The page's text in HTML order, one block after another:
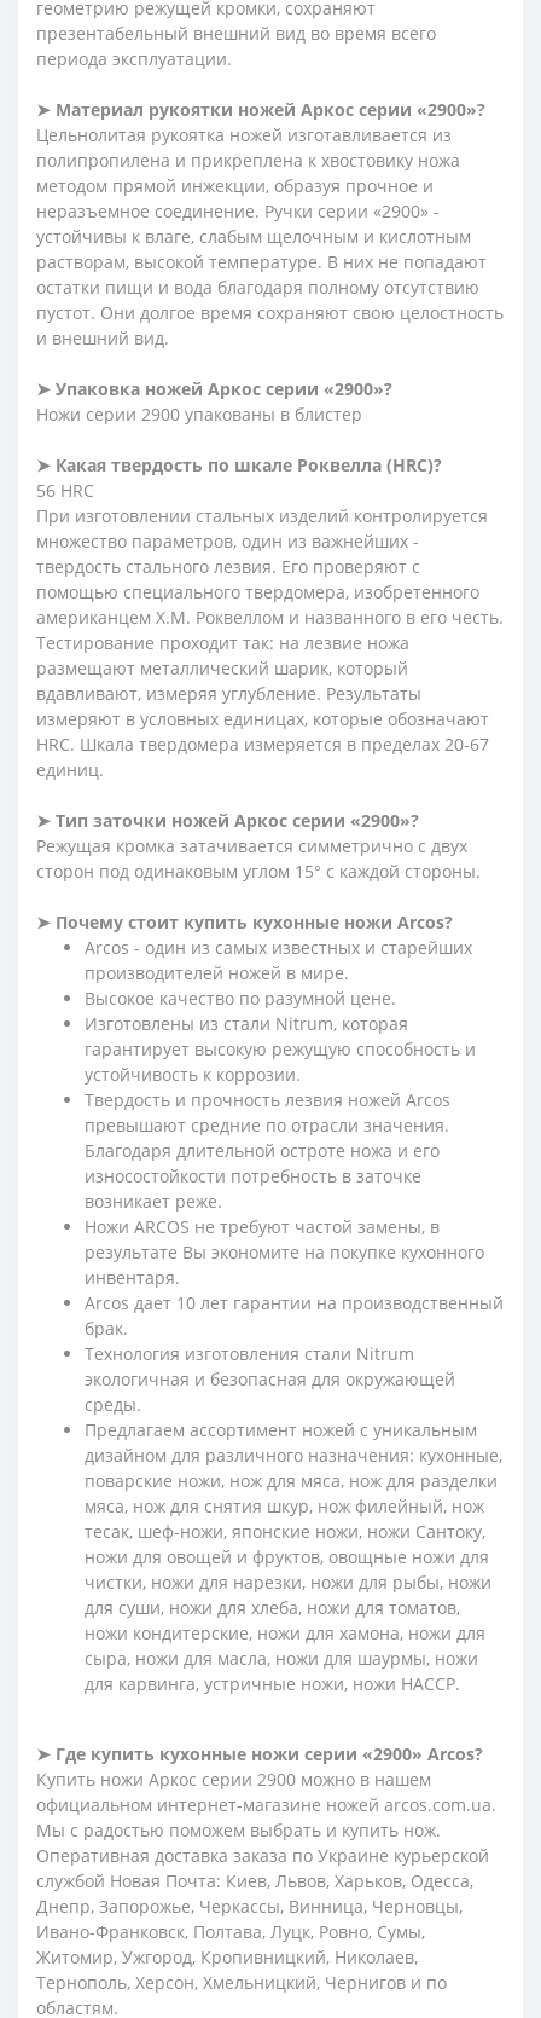
геометрию режущей кромки, сохраняют
презентабельный внешний вид во время всего
периода эксплуатации.
➤ Материал рукоятки ножей Аркос серии «2900»?
Цельнолитая рукоятка ножей изготавливается из
полипропилена и прикреплена к хвостовику ножа
методом прямой инжекции, образуя прочное и
неразъемное соединение. Ручки серии «2900» -
устойчивы к влаге, слабым щелочным и кислотным
растворам, высокой температуре. В них не попадают
остатки пищи и вода благодаря полному отсутствию
пустот. Они долгое время сохраняют свою целостность
и внешний вид.
➤ Упаковка ножей Аркос серии «2900»?
Ножи серии 2900 упакованы в блистер
➤ Какая твердость по шкале Роквелла (HRC)?
56 HRC
При изготовлении стальных изделий контролируется
множество параметров, один из важнейших -
твердость стального лезвия. Его проверяют с
помощью специального твердомера, изобретенного
американцем Х.М. Роквеллом и названного в его честь.
Тестирование проходит так: на лезвие ножа
размещают металлический шарик, который
вдавливают, измеряя углубление. Результаты
измеряют в условных единицах, которые обозначают
HRC. Шкала твердомера измеряется в пределах 20-67
единиц.
➤ Тип заточки ножей Аркос серии «2900»?
Режущая кромка затачивается симметрично с двух
сторон под одинаковым углом 15° с каждой стороны.
➤ Почему стоит купить кухонные ножи Arcos?
Arcos - один из самых известных и старейших
производителей ножей в мире.
Высокое качество по разумной цене.
Изготовлены из стали Nitrum, которая
гарантирует высокую режущую способность и
устойчивость к коррозии.
Твердость и прочность лезвия ножей Arcos
превышают средние по отрасли значения.
Благодаря длительной остроте ножа и его
износостойкости потребность в заточке
возникает реже.
Ножи ARCOS не требуют частой замены, в
результате Вы экономите на покупке кухонного
инвентаря.
Arcos дает 10 лет гарантии на производственный
брак.
Технология изготовления стали Nitrum
экологичная и безопасная для окружающей
среды.
Предлагаем ассортимент ножей с уникальным
дизайном для различного назначения: кухонные,
поварские ножи, нож для мяса, нож для разделки
мяса, нож для снятия шкур, нож филейный, нож
тесак, шеф-ножи, японские ножи, ножи Сантоку,
ножи для овощей и фруктов, овощные ножи для
чистки, ножи для нарезки, ножи для рыбы, ножи
для суши, ножи для хлеба, ножи для томатов,
ножи кондитерские, ножи для хамона, ножи для
сыра, ножи для масла, ножи для шаурмы, ножи
для карвинга, устричные ножи, ножи HACCP.
➤ Где купить кухонные ножи серии «2900» Arcos?
Купить ножи Аркос серии 2900 можно в нашем
официальном интернет-магазине ножей arcos.com.ua.
Мы с радостью поможем выбрать и купить нож.
Оперативная доставка заказа по Украине курьерской
службой Новая Почта: Киев, Львов, Харьков, Одесса,
Днепр, Запорожье, Черкассы, Винница, Черновцы,
Ивано-Франковск, Полтава, Луцк, Ровно, Сумы,
Житомир, Ужгород, Кропивницкий, Николаев,
Тернополь, Херсон, Хмельницкий, Чернигов и по
областям.